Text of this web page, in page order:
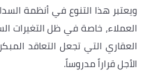
ويعتبر هذا التنوع في أنظمة
العملاء، خاصة في ظل التغيرات
العقاري التي تجعل التعاقد
الأجل قراراً مدروساً.